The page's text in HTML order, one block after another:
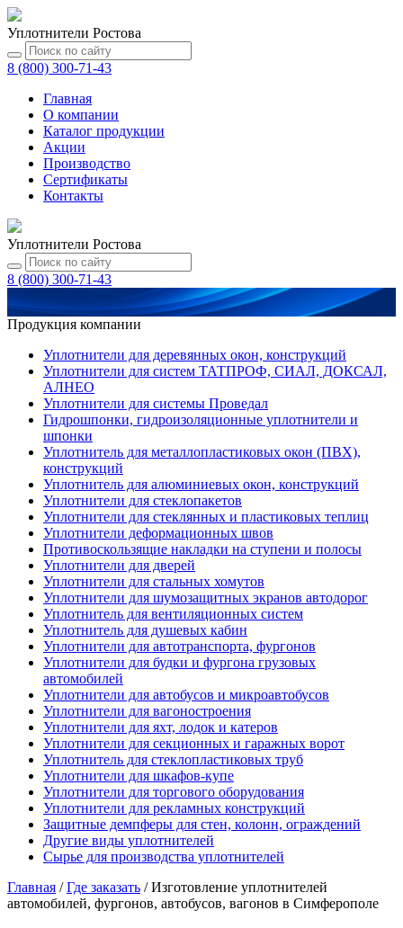
Уплотнители Ростова
8 (800) 300-71-43
Главная
О компании
Каталог продукции
Акции
Производство
Сертификаты
Контакты
Уплотнители Ростова
8 (800) 300-71-43
Продукция компании
Уплотнители для деревянных окон, конструкций
Уплотнители для систем ТАТПРОФ, СИАЛ, ДОКСАЛ,
АЛНЕО
Уплотнители для системы Проведал
Гидрошпонки, гидроизоляционные уплотнители и
шпонки
Уплотнитель для металлопластиковых окон (ПВХ),
конструкций
Уплотнитель для алюминиевых окон, конструкций
Уплотнители для стеклопакетов
Уплотнители для стеклянных и пластиковых теплиц
Уплотнители деформационных швов
Противоскользящие накладки на ступени и полосы
Уплотнители для дверей
Уплотнители для стальных хомутов
Уплотнители для шумозащитных экранов автодорог
Уплотнитель для вентиляционных систем
Уплотнитель для душевых кабин
Уплотнители для автотранспорта, фургонов
Уплотнители для будки и фургона грузовых
автомобилей
Уплотнители для автобусов и микроавтобусов
Уплотнители для вагоностроения
Уплотнители для яхт, лодок и катеров
Уплотнители для секционных и гаражных ворот
Уплотнитель для стеклопластиковых труб
Уплотнители для шкафов-купе
Уплотнители для торгового оборудования
Уплотнители для рекламных конструкций
Защитные демпферы для стен, колонн, ограждений
Другие виды уплотнителей
Сырье для производства уплотнителей
Главная /Где заказать /Изготовление уплотнителей
автомобилей, фургонов, автобусов, вагонов в Симферополе